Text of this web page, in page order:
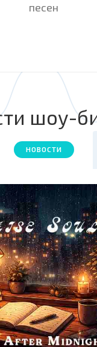
песен
шоу-
НОВОСТИ